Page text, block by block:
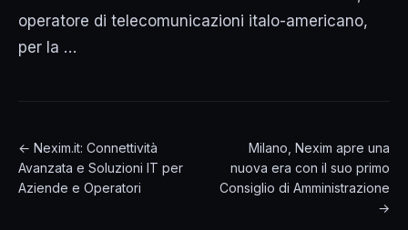
operatore di telecomunicazioni italo-americano,
per la …
← Nexim.it: Connettività
Avanzata e Soluzioni IT per
Aziende e Operatori
Milano, Nexim apre una
nuova era con il suo primo
Consiglio di Amministrazione
→